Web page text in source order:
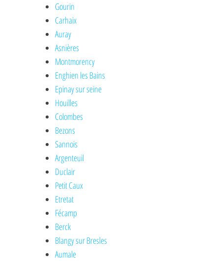
Gourin
Carhaix
Auray
Asnières
Montmorency
Enghien les Bains
Epinay sur seine
Houilles
Colombes
Bezons
Sannois
Argenteuil
Duclair
Petit Caux
Etretat
Fécamp
Berck
Blangy sur Bresles
Aumale